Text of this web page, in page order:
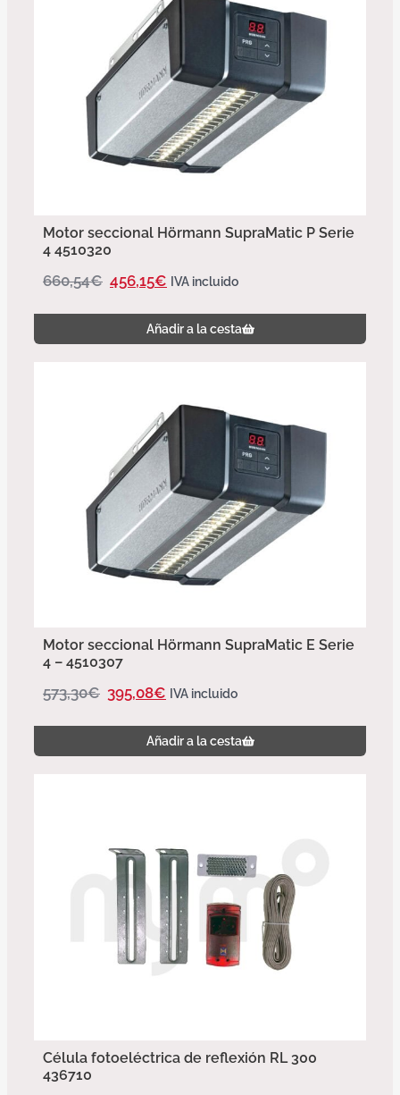
Motor seccional Hörmann SupraMatic P Serie
4 4510320
660,54€ 456,15€ IVA incluido
Añadir a la cesta
Motor seccional Hörmann SupraMatic E Serie
4 – 4510307
573,30€ 395,08€ IVA incluido
Añadir a la cesta
Célula fotoeléctrica de reflexión RL 300
436710